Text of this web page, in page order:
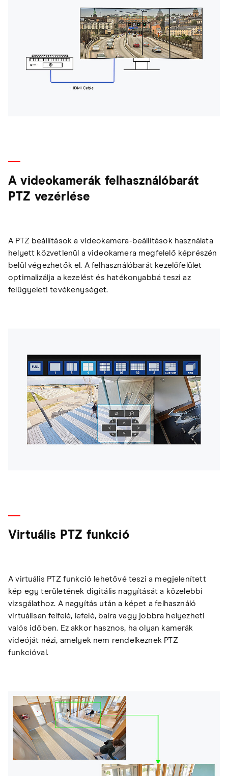
A videokamerák felhasználóbarát
PTZ vezérlése
A PTZ beállítások a videokamera-beállítások használata
helyett közvetlenül a videokamera megfelelő képrészén
belül végezhetők el. A felhasználóbarát kezelőfelület
optimalizálja a kezelést és hatékonyabbá teszi az
felügyeleti tevékenységet.
Virtuális PTZ funkció
A virtuális PTZ funkció lehetővé teszi a megjelenített
kép egy területének digitális nagyítását a közelebbi
vizsgálathoz. A nagyítás után a képet a felhasználó
virtuálisan felfelé, lefelé, balra vagy jobbra helyezheti
valós időben. Ez akkor hasznos, ha olyan kamerák
videóját nézi, amelyek nem rendelkeznek PTZ
funkcióval.